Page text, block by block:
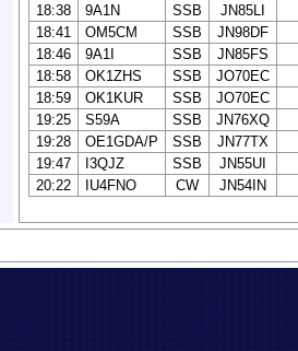
18:38
9A1N SSB
JN85LI
18:41
OM5CM SSB
JN98DF
18:46
9A1I SSB
JN85FS
18:58
OK1ZHS SSB
JO70EC
18:59
OK1KUR SSB
JO70EC
19:25
S59A SSB
JN76XQ
19:28
OE1GDA/P SSB
JN77TX
19:47
I3QJZ SSB
JN55UI
20:22
IU4FNO CW JN54IN